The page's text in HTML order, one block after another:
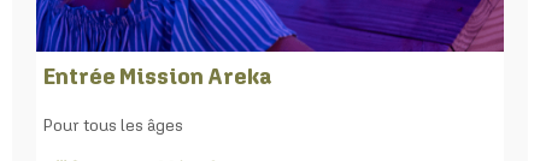
Entrée Mission Areka
Pour tous les âges